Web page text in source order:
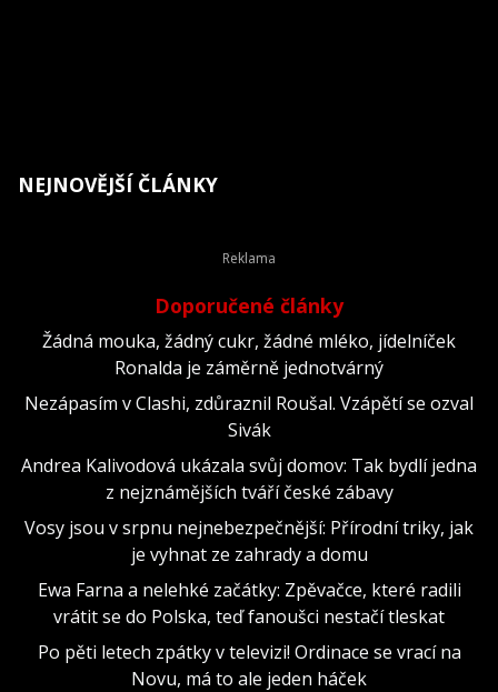
NEJNOVĚJŠÍ ČLÁNKY
Doporučené články
Žádná mouka, žádný cukr, žádné mléko, jídelníček
Ronalda je záměrně jednotvárný
Nezápasím v Clashi, zdůraznil Roušal. Vzápětí se ozval
Sivák
Andrea Kalivodová ukázala svůj domov: Tak bydlí jedna
z nejznámějších tváří české zábavy
Vosy jsou v srpnu nejnebezpečnější: Přírodní triky, jak
je vyhnat ze zahrady a domu
Ewa Farna a nelehké začátky: Zpěvačce, které radili
vrátit se do Polska, teď fanoušci nestačí tleskat
Po pěti letech zpátky v televizi! Ordinace se vrací na
Novu, má to ale jeden háček